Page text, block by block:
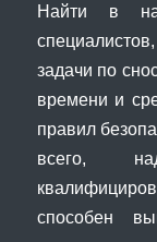
Найти в
задачи по
времени и
правил
всего,
способен